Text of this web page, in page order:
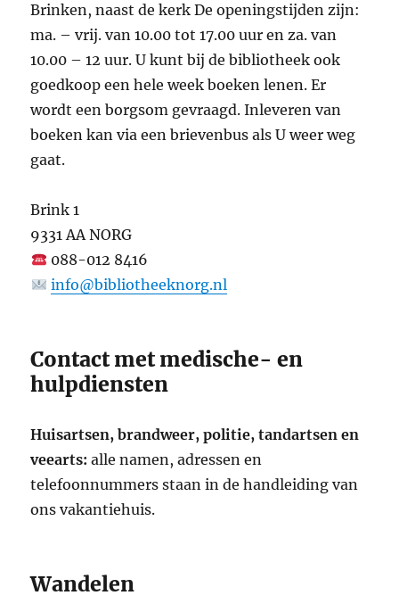
Brinken, naast de kerk De openingstijden zijn:
ma. – vrij. van 10.00 tot 17.00 uur en za. van
10.00 – 12 uur. U kunt bij de bibliotheek ook
goedkoop een hele week boeken lenen. Er
wordt een borgsom gevraagd. Inleveren van
boeken kan via een brievenbus als U weer weg
gaat.
Brink 1
9331 AA NORG
088-012 8416
info@bibliotheeknorg.nl
Contact met medische- en
hulpdiensten
Huisartsen, brandweer, politie, tandartsen en
veearts: alle namen, adressen en
telefoonnummers staan in de handleiding van
ons vakantiehuis.
Wandelen